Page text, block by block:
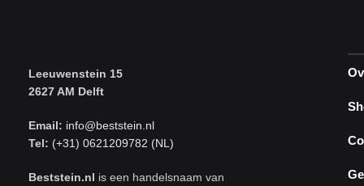
Leeuwenstein 15
2627 AM Delft
Email: info@beststein.nl
Tel: (+31) 0621209782 (NL)
Beststein.nl is een handelsnaam van